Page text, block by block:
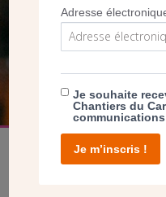
NOUS PERMET
Adresse
Je souhaite
Chantiers du
Je m’inscris !